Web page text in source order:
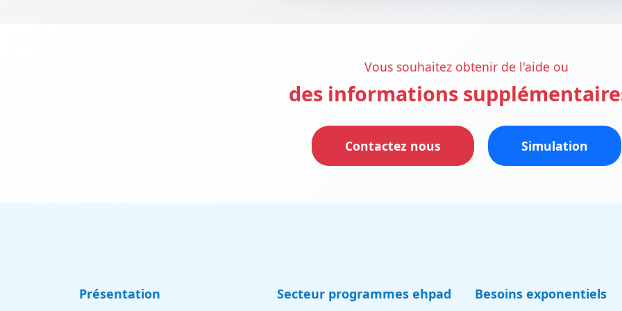
Vous souhaitez obtenir de l'aide ou
des informations
Contactez nous Simulation
Présentation Secteur programmes ehpad Besoins exponentiels